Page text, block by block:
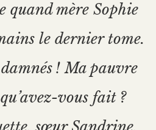
quand mère Sophie
le dernier tome.
! Ma pauvre
vous fait ?